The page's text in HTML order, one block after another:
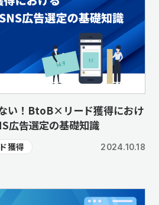
い！BtoB×リード獲得におけ
広告選定の基礎知識
獲得 2024.10.18